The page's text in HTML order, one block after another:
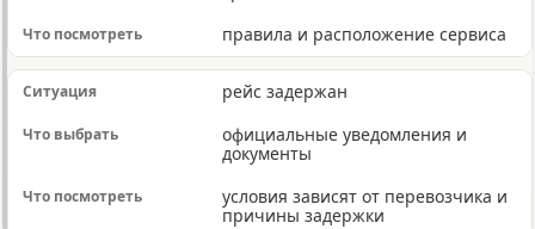
правила и расположение сервиса
рейс задержан
официальные уведомления и
документы
условия зависят от перевозчика и
причины задержки